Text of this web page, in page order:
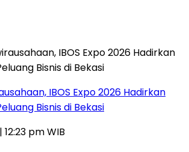
IBOS Expo 2026 Hadirkan
Bisnis di Bekasi
pm WIB